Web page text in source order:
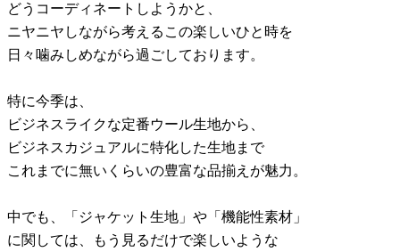
どうコーディネートしようかと、
ニヤニヤしながら考えるこの楽しいひと時を
日々噛みしめながら過ごしております。
特に今季は、
ビジネスライクな定番ウール生地から、
ビジネスカジュアルに特化した生地まで
これまでに無いくらいの豊富な品揃えが魅力。
中でも、「ジャケット生地」や「機能性素材」
に関しては、もう見るだけで楽しいような